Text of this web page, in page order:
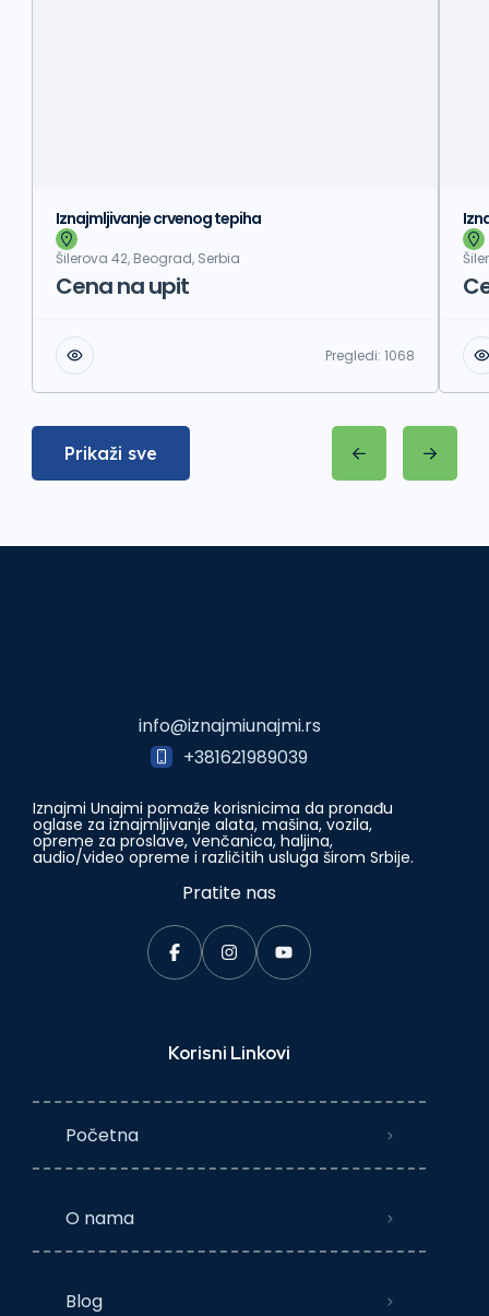
Iznajmljivanje crvenog tepiha
Šilerova 42, Beograd, Serbia
Cena na upit
Pregledi:1068
Prikaži sve
info@iznajmiunajmi.rs
+381621989039
Iznajmi Unajmi pomaže korisnicima da pronađu
oglase za iznajmljivanje alata, mašina, vozila,
opreme za proslave, venčanica, haljina,
audio/video opreme i različitih usluga širom Srbije.
Pratite nas
Korisni Linkovi
Početna
O nama
Blog